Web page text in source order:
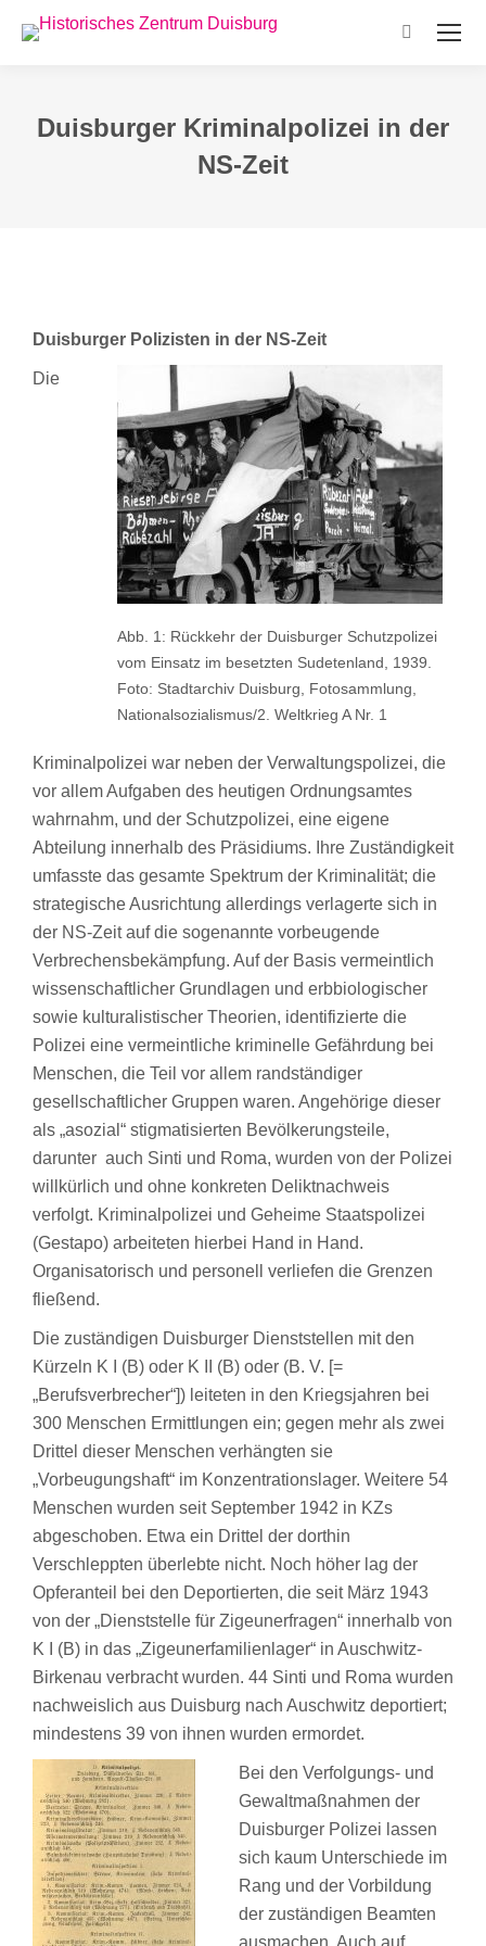
Search:
Duisburger Kriminalpolizei in der
NS-Zeit
Duisburger Polizisten in der NS-Zeit
Abb. 1: Rückkehr der Duisburger Schutzpolizei
vom Einsatz im besetzten Sudetenland, 1939.
Foto: Stadtarchiv Duisburg, Fotosammlung,
Nationalsozialismus/2. Weltkrieg A Nr. 1
Die
Kriminalpolizei war neben der Verwaltungspolizei, die
vor allem Aufgaben des heutigen Ordnungsamtes
wahrnahm, und der Schutzpolizei, eine eigene
Abteilung innerhalb des Präsidiums. Ihre Zuständigkeit
umfasste das gesamte Spektrum der Kriminalität; die
strategische Ausrichtung allerdings verlagerte sich in
der NS-Zeit auf die sogenannte vorbeugende
Verbrechensbekämpfung. Auf der Basis vermeintlich
wissenschaftlicher Grundlagen und erbbiologischer
sowie kulturalistischer Theorien, identifizierte die
Polizei eine vermeintliche kriminelle Gefährdung bei
Menschen, die Teil vor allem randständiger
gesellschaftlicher Gruppen waren. Angehörige dieser
als „asozial“ stigmatisierten Bevölkerungsteile,
darunter auch Sinti und Roma, wurden von der Polizei
willkürlich und ohne konkreten Deliktnachweis
verfolgt. Kriminalpolizei und Geheime Staatspolizei
(Gestapo) arbeiteten hierbei Hand in Hand.
Organisatorisch und personell verliefen die Grenzen
fließend.
Die zuständigen Duisburger Dienststellen mit den
Kürzeln K I (B) oder K II (B) oder (B. V. [=
„Berufsverbrecher“]) leiteten in den Kriegsjahren bei
300 Menschen Ermittlungen ein; gegen mehr als zwei
Drittel dieser Menschen verhängten sie
„Vorbeugungshaft“ im Konzentrationslager. Weitere 54
Menschen wurden seit September 1942 in KZs
abgeschoben. Etwa ein Drittel der dorthin
Verschleppten überlebte nicht. Noch höher lag der
Opferanteil bei den Deportierten, die seit März 1943
von der „Dienststelle für Zigeunerfragen“ innerhalb von
K I (B) in das „Zigeunerfamilienlager“ in Auschwitz-
Birkenau verbracht wurden. 44 Sinti und Roma wurden
nachweislich aus Duisburg nach Auschwitz deportiert;
mindestens 39 von ihnen wurden ermordet.
Bei den Verfolgungs- und
Gewaltmaßnahmen der
Duisburger Polizei lassen
sich kaum Unterschiede im
Rang und der Vorbildung
der zuständigen Beamten
ausmachen. Auch auf